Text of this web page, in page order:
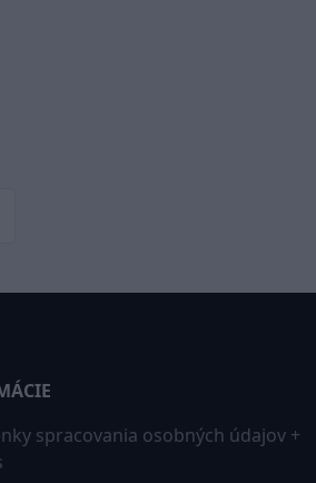
spracovania osobných údajov +